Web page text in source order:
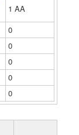
1 ΑΑ
0
0
0
0
0